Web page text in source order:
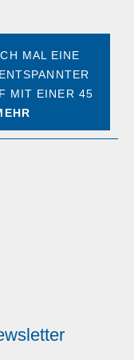
MAL EINE
MIT EINER 45